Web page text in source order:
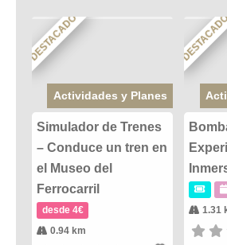
DESTACADO
Actividades y Planes
Simulador de Trenes
– Conduce un tren en
el Museo del
Ferrocarril
desde 4€
0.94 km
1.31